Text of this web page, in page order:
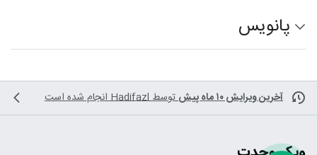
پانویس
آخرین ویرایش ۱۰ ماه پیش توسطHadifazlانجام شده است